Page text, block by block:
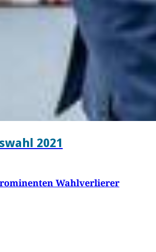
2021
Wahlverlierer